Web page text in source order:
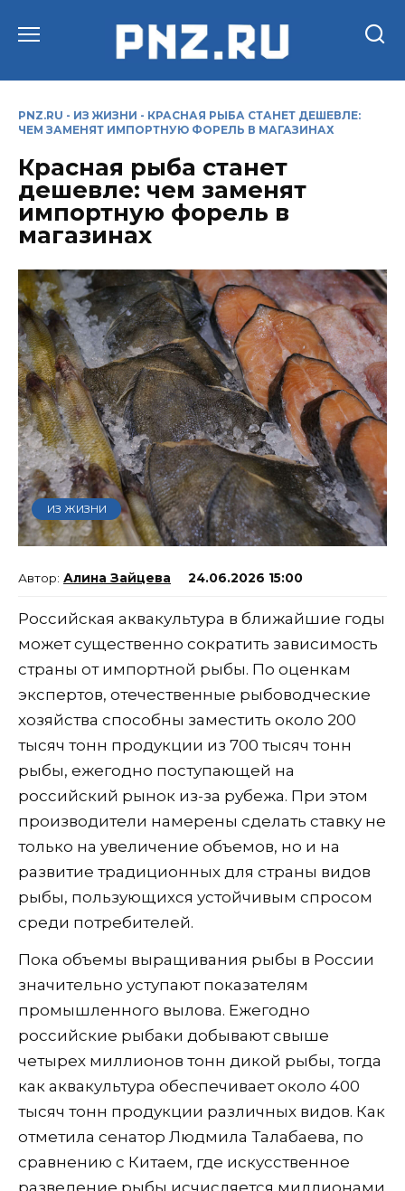
PNZ.RU - ИЗ ЖИЗНИ - КРАСНАЯ РЫБА СТАНЕТ ДЕШЕВЛЕ:
ЧЕМ ЗАМЕНЯТ ИМПОРТНУЮ ФОРЕЛЬ В МАГАЗИНАХ
Красная рыба станет
дешевле: чем заменят
импортную форель в
магазинах
ИЗ ЖИЗНИ
Алина Зайцева 24.06.2026 15:00
Российская аквакультура в ближайшие годы
может существенно сократить зависимость
страны от импортной рыбы. По оценкам
экспертов, отечественные рыбоводческие
хозяйства способны заместить около 200
тысяч тонн продукции из 700 тысяч тонн
рыбы, ежегодно поступающей на
российский рынок из-за рубежа. При этом
производители намерены сделать ставку не
только на увеличение объемов, но и на
развитие традиционных для страны видов
рыбы, пользующихся устойчивым спросом
среди потребителей.
Пока объемы выращивания рыбы в России
значительно уступают показателям
промышленного вылова. Ежегодно
российские рыбаки добывают свыше
четырех миллионов тонн дикой рыбы, тогда
как аквакультура обеспечивает около 400
тысяч тонн продукции различных видов. Как
отметила сенатор Людмила Талабаева, по
сравнению с Китаем, где искусственное
разведение рыбы исчисляется миллионами